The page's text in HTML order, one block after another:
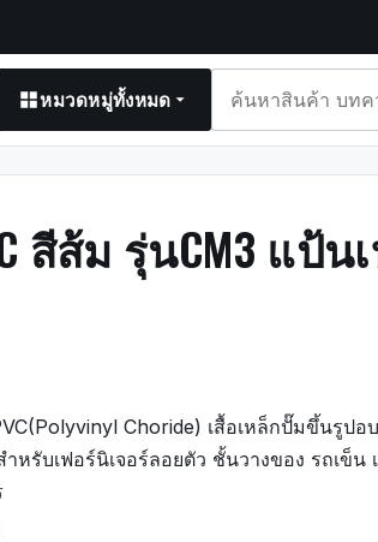
หมวดหมู่ทั้งหมด
และ
บทความ
สีส้ม รุ่นCM3 แป้น
Choride) เสื้อเหล็กปั๊มขึ้นรูปอ
หรับเฟอร์นิเจอร์ลอยตัว ชั้นวางของ รถเข็น